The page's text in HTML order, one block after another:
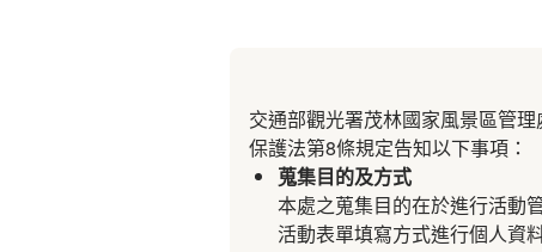
交通部觀光署茂林國家風景區管
保護法第8條規定告知以下事項：
蒐集目的及方式
本處之蒐集目的在於進行活動
活動表單填寫方式進行個人資